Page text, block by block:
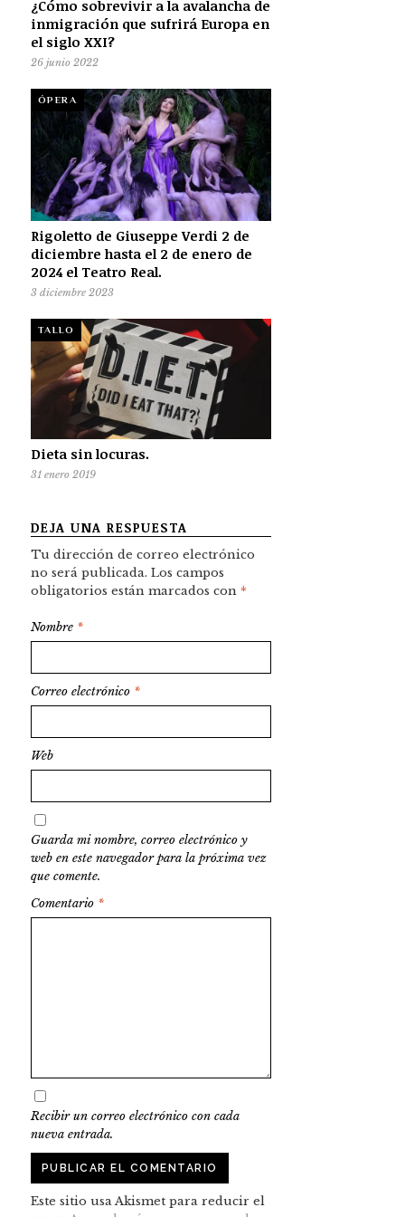
¿Cómo sobrevivir a la avalancha de
inmigración que sufrirá Europa en
el siglo XXI?
26 junio 2022
ÓPERA
Rigoletto de Giuseppe Verdi 2 de
diciembre hasta el 2 de enero de
2024 el Teatro Real.
3 diciembre 2023
TALLO
Dieta sin locuras.
31 enero 2019
DEJA UNA RESPUESTA
Tu dirección de correo electrónico
no será publicada. Los campos
obligatorios están marcados con *
Nombre *
Correo electrónico *
Web
Guarda mi nombre, correo electrónico y
web en este navegador para la próxima vez
que comente.
Comentario *
Recibir un correo electrónico con cada
nueva entrada.
Este sitio usa Akismet para reducir el